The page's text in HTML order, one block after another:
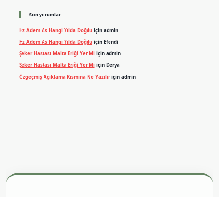
Son yorumlar
Hz Adem As Hangi Yılda Doğduiçin admin
Hz Adem As Hangi Yılda Doğduiçin Efendi
Şeker Hastası Malta Eriği Yer Miiçin admin
Şeker Hastası Malta Eriği Yer Miiçin Derya
Özgeçmiş Açıklama Kısmına Ne Yazılıriçin admin